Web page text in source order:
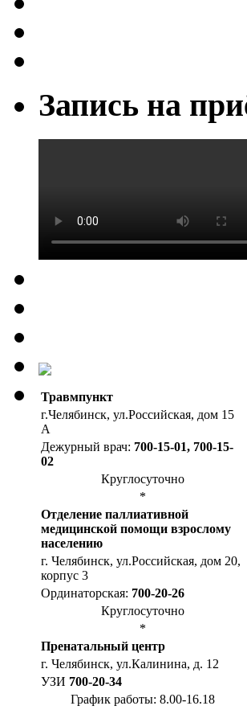
Запись на
Травмпункт
г.Челябинск, ул.Российская, дом 15
А
Дежурный врач: 700-15-01, 700-15-
02
Круглосуточно
*
Отделение паллиативной
медицинской помощи взрослому
населению
г. Челябинск, ул.Российская, дом 20,
корпус 3
Ординаторская: 700-20-26
Круглосуточно
*
Пренатальный центр
г. Челябинск, ул.Калинина, д. 12
УЗИ 700-20-34
График работы: 8.00-16.18